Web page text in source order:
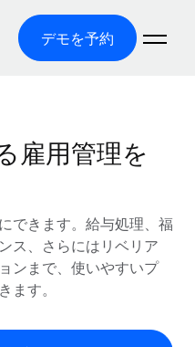
デモを予約
理を手軽に
）
ずに実現
索する
雇用管理を
できます。給与処理、福
ス、さらにはリベリア
ンまで、使いやすいプ
ます。